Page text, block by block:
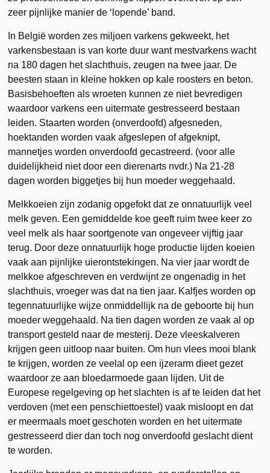
zeer pijnlijke manier de ‘lopende’ band.
In België worden zes miljoen varkens gekweekt, het
varkensbestaan is van korte duur want mestvarkens wacht
na 180 dagen het slachthuis, zeugen na twee jaar. De
beesten staan in kleine hokken op kale roosters en beton.
Basisbehoeften als wroeten kunnen ze niet bevredigen
waardoor varkens een uitermate gestresseerd bestaan
leiden. Staarten worden (onverdoofd) afgesneden,
hoektanden worden vaak afgeslepen of afgeknipt,
mannetjes worden onverdoofd gecastreerd. (voor alle
duidelijkheid niet door een dierenarts nvdr.) Na 21-28
dagen worden biggetjes bij hun moeder weggehaald.
Melkkoeien zijn zodanig opgefokt dat ze onnatuurlijk veel
melk geven. Een gemiddelde koe geeft ruim twee keer zo
veel melk als haar soortgenote van ongeveer vijftig jaar
terug. Door deze onnatuurlijk hoge productie lijden koeien
vaak aan pijnlijke uierontstekingen. Na vier jaar wordt de
melkkoe afgeschreven en verdwijnt ze ongenadig in het
slachthuis, vroeger was dat na tien jaar. Kalfjes worden op
tegennatuurlijke wijze onmiddellijk na de geboorte bij hun
moeder weggehaald. Na tien dagen worden ze vaak al op
transport gesteld naar de mesterij. Deze vleeskalveren
krijgen geen uitloop naar buiten. Om hun vlees mooi blank
te krijgen, worden ze veelal op een ijzerarm dieet gezet
waardoor ze aan bloedarmoede gaan lijden. Uit de
Europese regelgeving op het slachten is af te leiden dat het
verdoven (met een penschiettoestel) vaak misloopt en dat
er meermaals moet geschoten worden en het uitermate
gestresseerd dier dan toch nog onverdoofd geslacht dient
te worden.